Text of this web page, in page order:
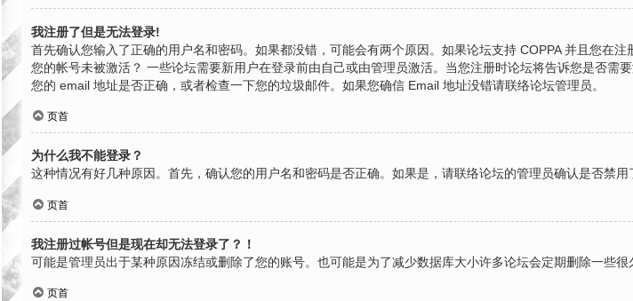
我注册了但是无法登录!
首先确认您输入了正确的用户名和密码。如果都没错，可能会有两个原因。如果论坛支持 COPPA 并且您在
您的帐号未被激活？ 一些论坛需要新用户在登录前由自己或由管理员激活。当您注册时论坛将告诉您是否
您的 email 地址是否正确，或者检查一下您的垃圾邮件。如果您确信 Email 地址没错请联络论坛管理员。
页首
为什么我不能登录？
这种情况有好几种原因。首先，确认您的用户名和密码是否正确。如果是，请联络论坛的管理员确认是否禁
页首
我注册过帐号但是现在却无法登录了？！
可能是管理员出于某种原因冻结或删除了您的账号。也可能是为了减少数据库大小许多论坛会定期删除一些
页首